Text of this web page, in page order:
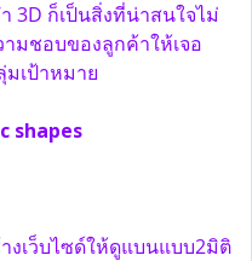
3D ก็เป็นสิ่งที่น่าสนใจไม่
มชอบของลูกค้าให้เจอ
มเป้าหมาย
shapes
เว็บไซด์ให้ดูแบนแบบ2มิติ